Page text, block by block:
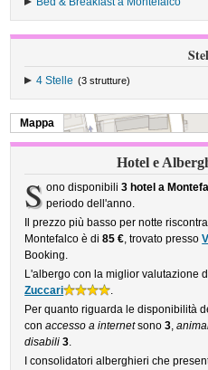
4 Stelle (3 strutture)
Mappa
Hotel e
S ono disponibili 3 hotel a
periodo dell'anno.
Il prezzo più basso per notte
Montefalco è di85 €, trovato presso
Booking.
L'albergo con la miglior valutazione
Zuccari
.
Per quanto riguarda le disponibilità
conaccesso a internetsono3,
disabili 3.
I consolidatori alberghieri che